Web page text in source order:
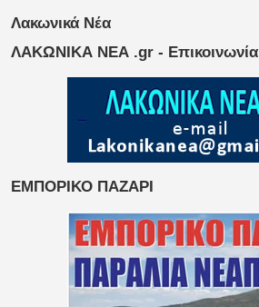
Λακωνικά Νέα
ΛΑΚΩΝΙΚΑ ΝΕΑ .gr - Επικοινωνία
ΕΜΠΟΡΙΚΟ ΠΑΖΑΡΙ